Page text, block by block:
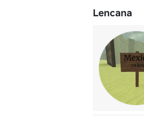
Lencana